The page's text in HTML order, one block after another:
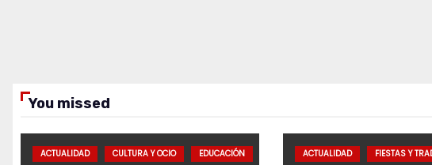
You missed
ACTUALIDAD CULTURA Y OCIO EDUCACIÓN ACTUALIDAD FIESTAS Y